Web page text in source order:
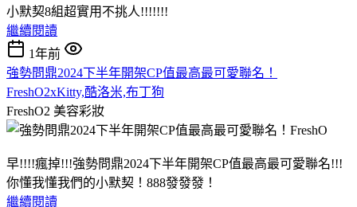
小默契8組超實用不挑人!!!!!!!
繼續閱讀
1年前
強勢問鼎2024下半年開架CP值最高最可愛聯名！
FreshO2xKitty,酷洛米,布丁狗
FreshO2 美容彩妝
早!!!!瘋掉!!!強勢問鼎2024下半年開架CP值最高最可愛聯名!!!
你懂我懂我們的小默契！888發發發！
繼續閱讀